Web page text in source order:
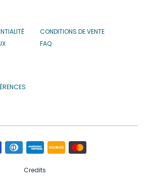
CONDITIONS DE VENTE
FAQ
Credits